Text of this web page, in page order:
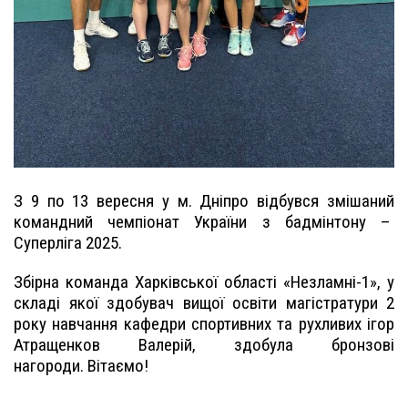
З 9 по 13 вересня у м. Дніпро відбувся змішаний
командний чемпіонат України з бадмінтону –
Суперліга 2025.
Збірна команда Харківської області «Незламні-1», у
складі якої здобувач вищої освіти магістратури 2
року навчання кафедри спортивних та рухливих ігор
Атращенков Валерій, здобула бронзові
нагороди. Вітаємо!